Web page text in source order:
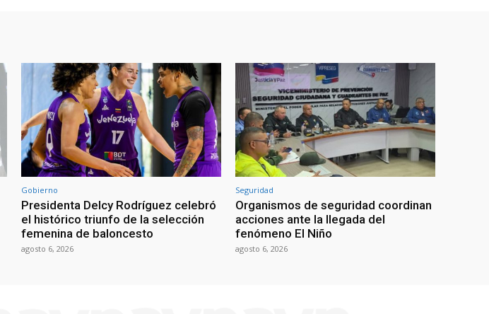
Gobierno
Presidenta Delcy Rodríguez celebró
el histórico triunfo de la selección
femenina de baloncesto
agosto 6, 2026
Seguridad
Organismos de seguridad coordinan
acciones ante la llegada del
fenómeno El Niño
agosto 6, 2026